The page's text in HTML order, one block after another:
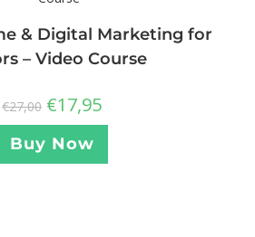
& Digital Marketing for
– Video Course
€27,00 €17,95
Buy Now